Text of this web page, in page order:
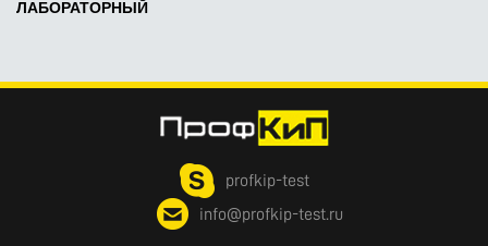
ЛАБОРАТОРНЫЙ
profkip-test
info@profkip-test.ru